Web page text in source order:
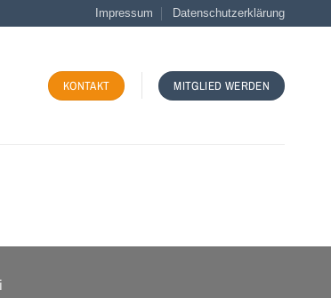
Impressum Datenschutzerklärung
KONTAKT MITGLIED WERDEN